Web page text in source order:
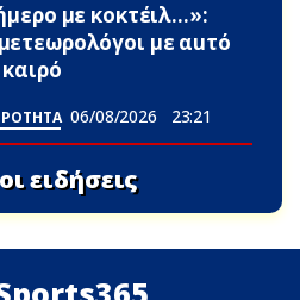
με κοκτέιλ…»:
με αuτό
06/08/2026 23:21
ειδήσεις